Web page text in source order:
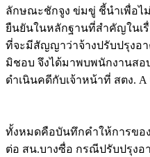
ลักษณะชักจูง ข่มขู่ ชี้นำเพื่อไ
ยืนยันในหลักฐานที่สำคัญในเ
ที่จะมีสัญญาว่าจ้างปรับปรุงอ
มิชอบ จึงได้มาพบพนักงานสอ
ดำเนินคดีกับเจ้าหน้าที่ สตง. A
ทั้งหมดคือบันทึกคำให้การขอ
ต่อ สน.บางซื่อ กรณีปรับปรุง